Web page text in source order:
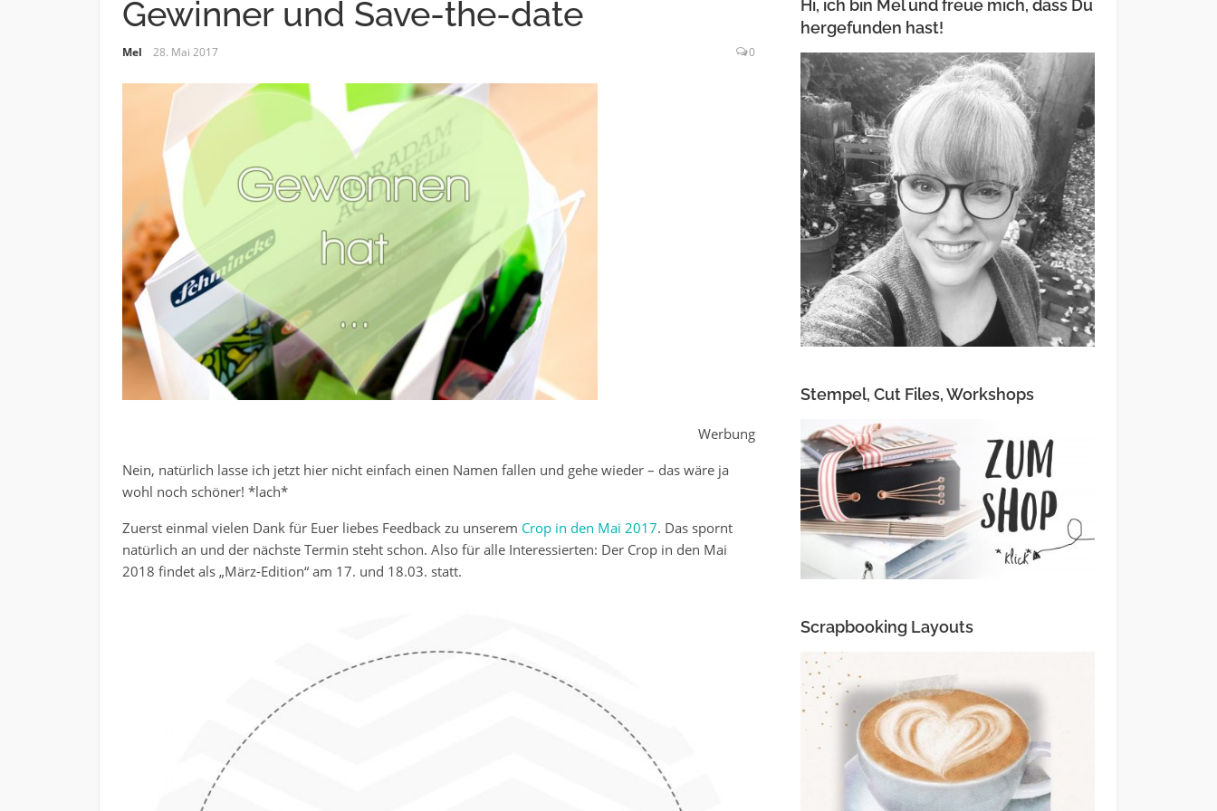
Gewinner und Save-the-date
Mel 28. Mai 2017 0
Werbung
Nein, natürlich lasse ich jetzt hier nicht einfach einen Namen fallen und gehe wieder – das wäre ja
wohl noch schöner! *lach*
Zuerst einmal vielen Dank für Euer liebes Feedback zu unserem Crop in den Mai 2017. Das spornt
natürlich an und der nächste Termin steht schon. Also für alle Interessierten: Der Crop in den Mai
2018 findet als „März-Edition“ am 17. und 18.03. statt.
Hi, ich bin Mel und freue mich, dass Du
hergefunden hast!
Stempel, Cut Files, Workshops
Scrapbooking Layouts